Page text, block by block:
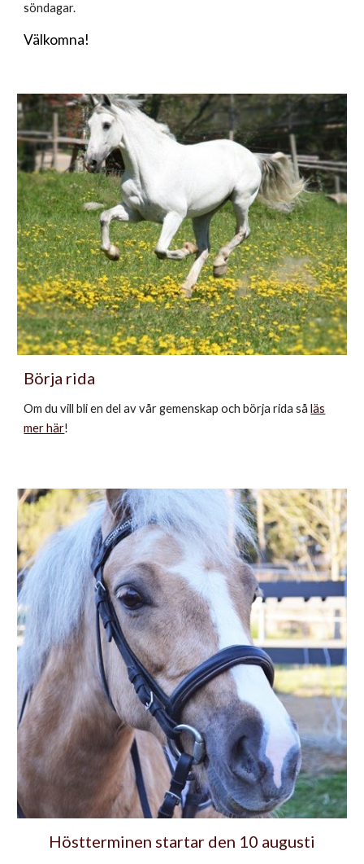
söndagar.
Välkomna!
Börja rida
Om du vill bli en del av vår gemenskap och börja rida såläs
mer här!
Höstterminen startar den 10 augusti